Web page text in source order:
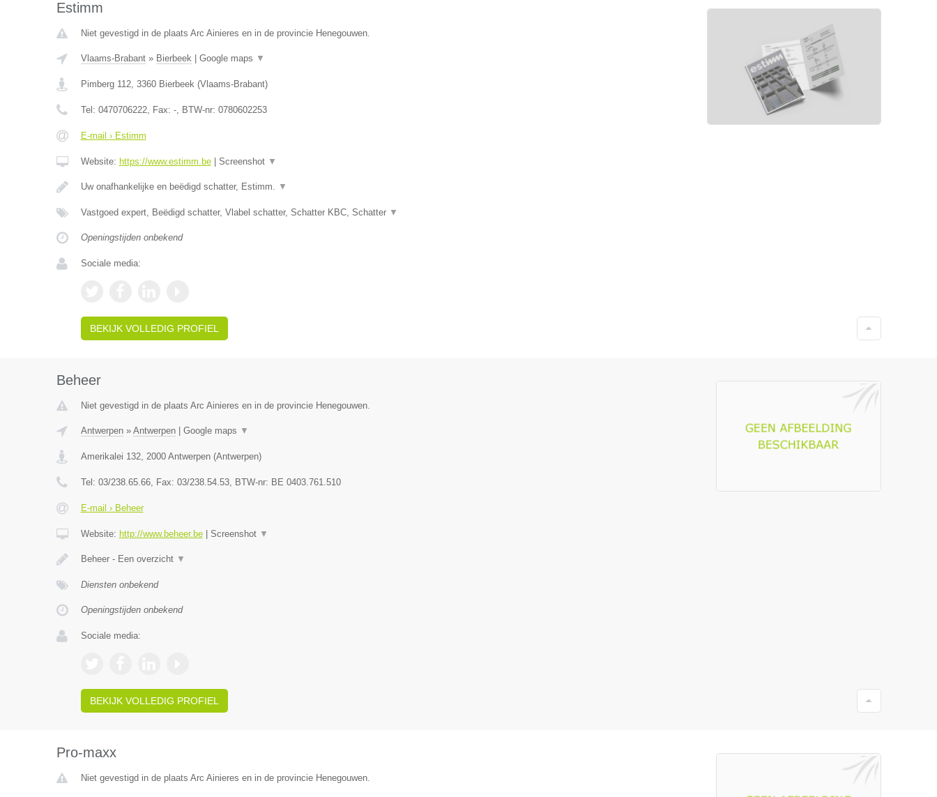
Estimm
Niet gevestigd in de plaats Arc Ainieres en in de provincie Henegouwen.
Vlaams-Brabant» Bierbeek| Google maps ▼
Pimberg 112, 3360 Bierbeek(Vlaams-Brabant)
Tel: 0470706222, Fax: -, BTW-nr: 0780602253
E-mail › Estimm
Website: https://www.estimm.be| Screenshot ▼
Uw onafhankelijke en beëdigd schatter, Estimm. ▼
Vastgoed expert, Beëdigd schatter, Vlabel schatter, Schatter KBC, Schatter ▼
Openingstijden onbekend
Sociale media:
BEKIJK VOLLEDIG PROFIEL
Beheer
Niet gevestigd in de plaats Arc Ainieres en in de provincie Henegouwen.
Antwerpen» Antwerpen| Google maps ▼
Amerikalei 132, 2000 Antwerpen(Antwerpen)
Tel: 03/238.65.66, Fax: 03/238.54.53, BTW-nr: BE 0403.761.510
E-mail › Beheer
Website: http://www.beheer.be| Screenshot ▼
Beheer - Een overzicht ▼
Diensten onbekend
Openingstijden onbekend
Sociale media:
BEKIJK VOLLEDIG PROFIEL
Pro-maxx
Niet gevestigd in de plaats Arc Ainieres en in de provincie Henegouwen.